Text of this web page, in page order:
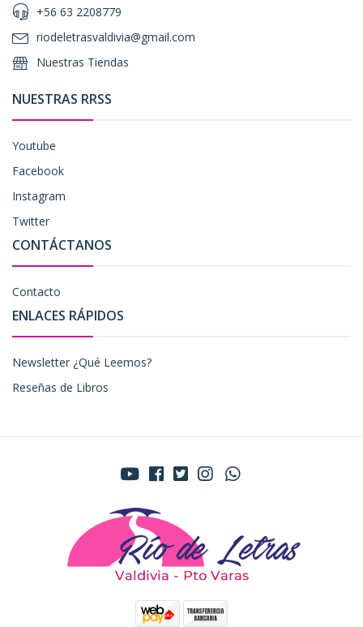
+56 63 2208779
riodeletrasvaldivia@gmail.com
Nuestras Tiendas
NUESTRAS RRSS
Youtube
Facebook
Instagram
Twitter
CONTÁCTANOS
Contacto
ENLACES RÁPIDOS
Newsletter ¿Qué Leemos?
Reseñas de Libros